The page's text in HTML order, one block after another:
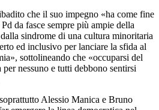
che il suo impegno «ha come fine
da fasce sempre più ampie della
sindrome di una cultura minoritaria
ed inclusivo per lanciare la sfida al
sottolineando che «occuparsi del
per nessuno e tutti debbono sentirsi
Alessio Manica e Bruno